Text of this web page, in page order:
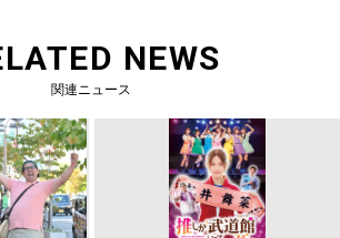
NEWS
関連ニュース